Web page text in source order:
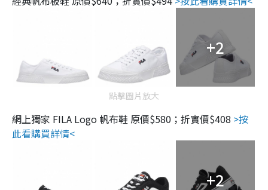
+2
點擊圖片放大
網上獨家 FILA Logo 帆布鞋 原價$580；折實價$408 >按
此看購買詳情<
+2